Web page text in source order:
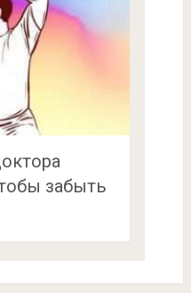
забыть